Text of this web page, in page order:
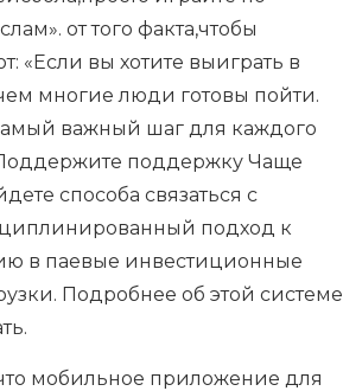
от того факта,чтобы
«Если вы хотите выиграть в
многие люди готовы пойти.
важный шаг для каждого
поддержку Чаще
способа связаться с
подход к
в паевые инвестиционные
Подробнее об этой системе
мобильное приложение для